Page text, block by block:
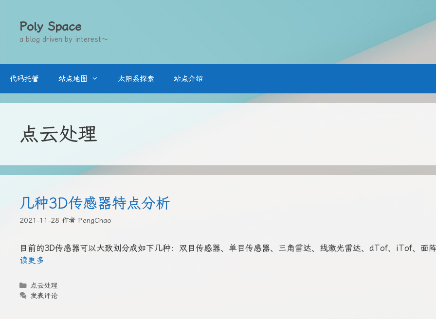
Poly Space
a blog driven by interest～
代码托管 站点地图 太阳系探索 站点介绍
点云处理
几种3D传感器特点分析
2021-11-28 作者 PengChao
目前的3D传感器可以大致划分成如下几种：双目传感器、单目传感器、三角雷达、线激光雷达、dTof、iTof、
读更多
分
类
点云处理
发表评论